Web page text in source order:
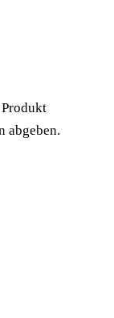
abgeben.